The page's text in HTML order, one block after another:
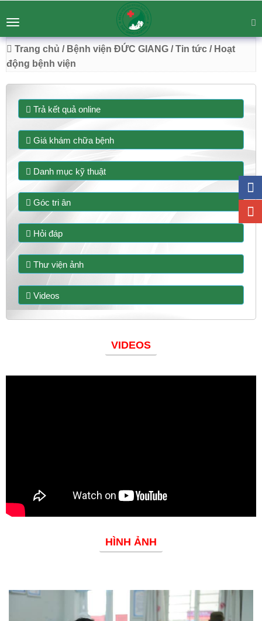
BỆNH VIỆN ĐA KHOA ĐỨC GIANG
Chuyên Sâu - Tận Tâm - Vươn Tầm
54 Trường Lâm, Việt Hưng, Hà Nội
Toggle
navigation
Trang chủ / Bệnh viện ĐỨC GIANG / Tin tức / Hoạt
động bệnh viện
Trả kết quả online
Giá khám chữa bệnh
Danh mục kỹ thuật
Góc tri ân
Hỏi đáp
Thư viện ảnh
Videos
VIDEOS
HÌNH ẢNH
Phòng chống dịch bệnh